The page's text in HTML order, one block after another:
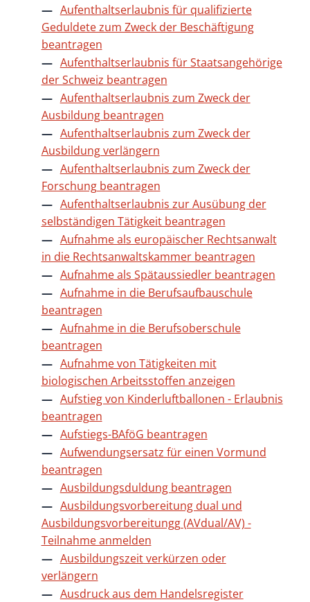
Aufenthaltserlaubnis für qualifizierte
Geduldete zum Zweck der Beschäftigung
beantragen
Aufenthaltserlaubnis für Staatsangehörige
der Schweiz beantragen
Aufenthaltserlaubnis zum Zweck der
Ausbildung beantragen
Aufenthaltserlaubnis zum Zweck der
Ausbildung verlängern
Aufenthaltserlaubnis zum Zweck der
Forschung beantragen
Aufenthaltserlaubnis zur Ausübung der
selbständigen Tätigkeit beantragen
Aufnahme als europäischer Rechtsanwalt
in die Rechtsanwaltskammer beantragen
Aufnahme als Spätaussiedler beantragen
Aufnahme in die Berufsaufbauschule
beantragen
Aufnahme in die Berufsoberschule
beantragen
Aufnahme von Tätigkeiten mit
biologischen Arbeitsstoffen anzeigen
Aufstieg von Kinderluftballonen - Erlaubnis
beantragen
Aufstiegs-BAföG beantragen
Aufwendungsersatz für einen Vormund
beantragen
Ausbildungsduldung beantragen
Ausbildungsvorbereitung dual und
Ausbildungsvorbereitungg (AVdual/AV) -
Teilnahme anmelden
Ausbildungszeit verkürzen oder
verlängern
Ausdruck aus dem Handelsregister